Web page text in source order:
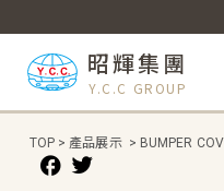
昭輝集團
Y.C.C GROUP
TOP > 產品展示 > BUMPER